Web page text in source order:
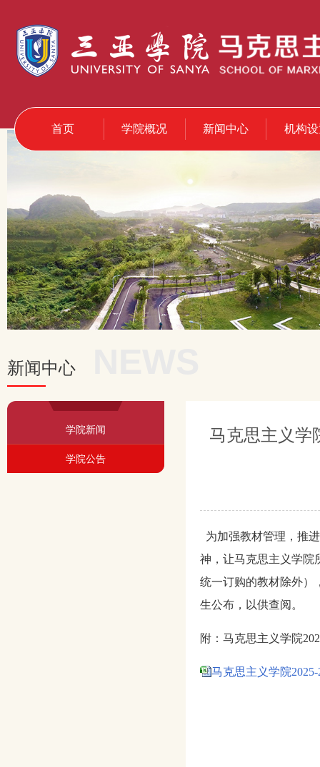
首页 学院概况 新闻中心 机构
新闻中心
学院新闻
学院公告
马克思主义学
为加强教材管理，推
神，让马克思主义学院
统一订购的教材除外）
生公布，以供查阅。
附：马克思主义学院
马克思主义学院